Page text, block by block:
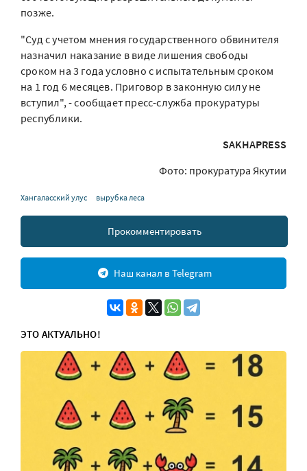
позже.
"Суд с учетом мнения государственного обвинителя
назначил наказание в виде лишения свободы
сроком на 3 года условно с испытательным сроком
на 1 год 6 месяцев. Приговор в законную силу не
вступил", - сообщает пресс-служба прокуратуры
республики.
SAKHAPRESS
Фото: прокуратура Якутии
Хангаласский улус вырубка леса
Прокомментировать
Наш канал в Telegram
ЭТО АКТУАЛЬНО!